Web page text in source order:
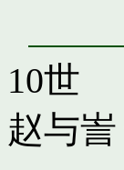
10世
赵与訔